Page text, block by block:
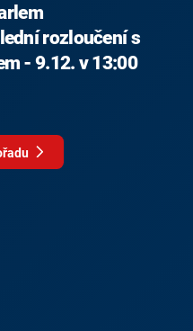
rozloučení s
- 9.12. v 13:00